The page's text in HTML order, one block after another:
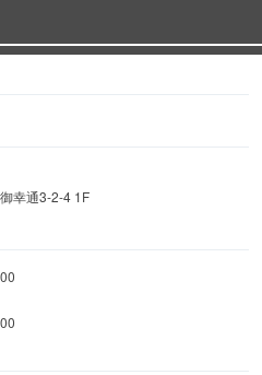
)
)
)
もお持ち帰り可能です。お気
オフ！お電話にてご注文を承
幸通3-2-4 1F